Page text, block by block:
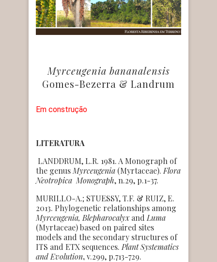
Myrceugenia bananalensis
Gomes-Bezerra & Landrum
Em construção
LITERATURA
LANDDRUM, L.R. 1981. A Monograph of
the genus Myrceugenia (Myrtaceae). Flora
Neotropica Monograph, n.29, p.1-37.
MURILLO-A.; STUESSY, T.F. & RUIZ, E.
2013. Phylogenetic relationships among
Myrceugenia, Blepharocalyxand Luma
(Myrtaceae) based on paired sites
models and the secondary structures of
ITS and ETX sequences. Plant Systematics
and Evolution,v.299, p.713-729.